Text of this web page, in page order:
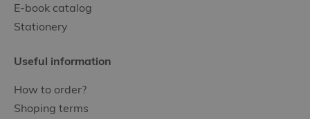
E-book catalog
Stationery
Useful information
How to order?
Shoping terms